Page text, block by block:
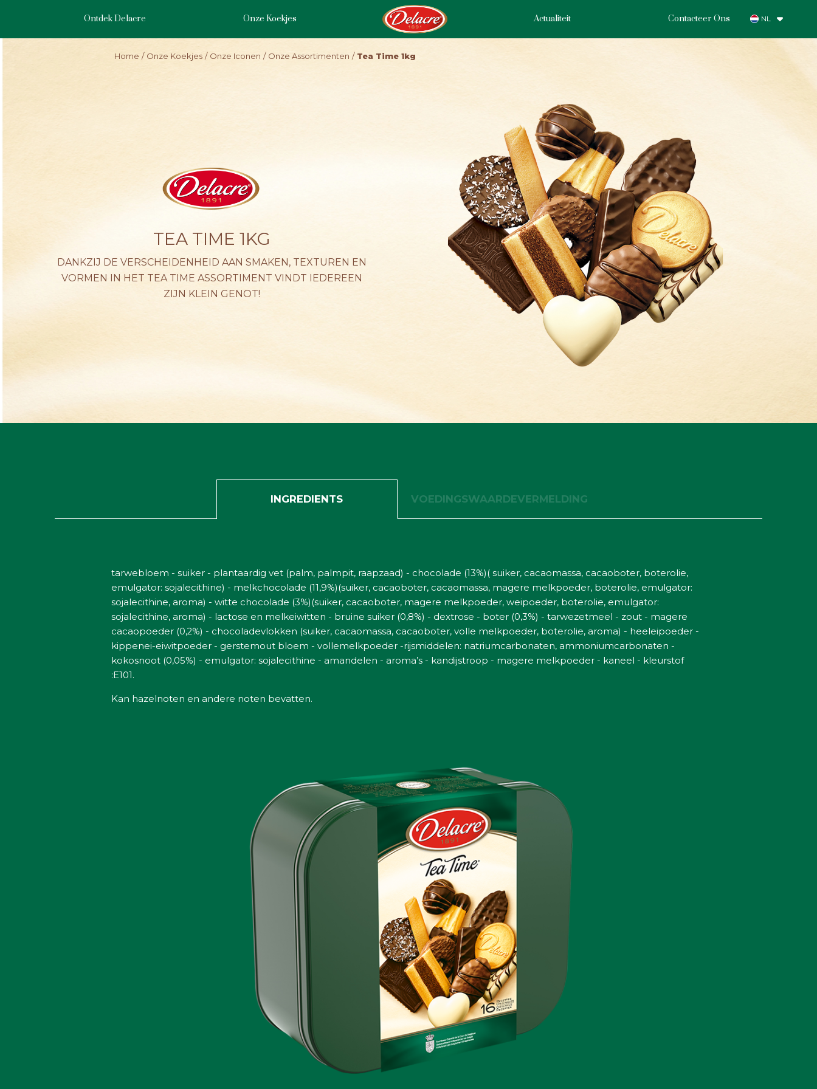
content
Ontdek Delacre Onze Koekjes Actualiteit Contacteer Ons NL
Home Onze Koekjes Onze Iconen Onze Assortimenten Tea Time 1kg
TEA TIME 1KG
DANKZIJ DE VERSCHEIDENHEID AAN SMAKEN, TEXTUREN EN
VORMEN IN HET TEA TIME ASSORTIMENT VINDT IEDEREEN
ZIJN KLEIN GENOT!
INGREDIENTS VOEDINGSWAARDEVERMELDING
tarwebloem - suiker - plantaardig vet (palm, palmpit, raapzaad) - chocolade (13%)( suiker, cacaomassa, cacaoboter, boterolie,
emulgator: sojalecithine) - melkchocolade (11,9%)(suiker, cacaoboter, cacaomassa, magere melkpoeder, boterolie, emulgator:
sojalecithine, aroma) - witte chocolade (3%)(suiker, cacaoboter, magere melkpoeder, weipoeder, boterolie, emulgator:
sojalecithine, aroma) - lactose en melkeiwitten - bruine suiker (0,8%) - dextrose - boter (0,3%) - tarwezetmeel - zout - magere
cacaopoeder (0,2%) - chocoladevlokken (suiker, cacaomassa, cacaoboter, volle melkpoeder, boterolie, aroma) - heeleipoeder -
kippenei-eiwitpoeder - gerstemout bloem - vollemelkpoeder -rijsmiddelen: natriumcarbonaten, ammoniumcarbonaten -
kokosnoot (0,05%) - emulgator: sojalecithine - amandelen - aroma’s - kandijstroop - magere melkpoeder - kaneel - kleurstof
:E101.
Kan hazelnoten en andere noten bevatten.